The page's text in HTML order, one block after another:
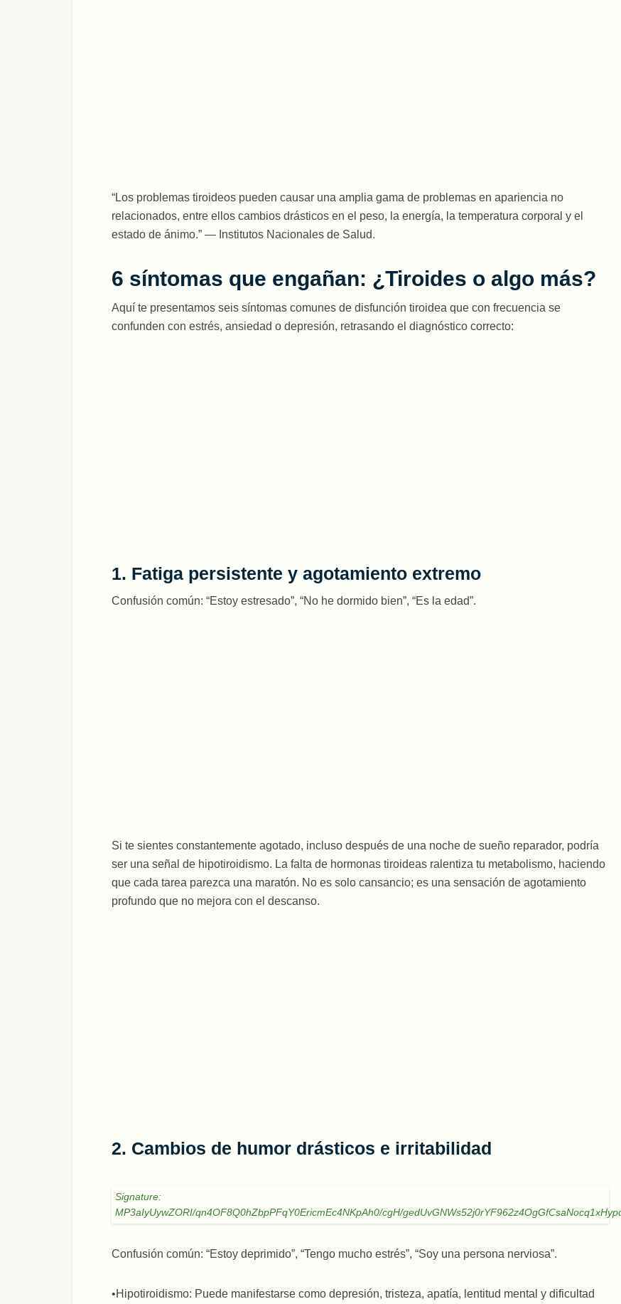
“Los problemas tiroideos pueden causar una amplia gama de problemas en apariencia no
relacionados, entre ellos cambios drásticos en el peso, la energía, la temperatura corporal y el
estado de ánimo.” — Institutos Nacionales de Salud.
6 síntomas que engañan: ¿Tiroides o algo más?
Aquí te presentamos seis síntomas comunes de disfunción tiroidea que con frecuencia se
confunden con estrés, ansiedad o depresión, retrasando el diagnóstico correcto:
1. Fatiga persistente y agotamiento extremo
Confusión común: “Estoy estresado”, “No he dormido bien”, “Es la edad”.
Si te sientes constantemente agotado, incluso después de una noche de sueño reparador, podría
ser una señal de hipotiroidismo. La falta de hormonas tiroideas ralentiza tu metabolismo, haciendo
que cada tarea parezca una maratón. No es solo cansancio; es una sensación de agotamiento
profundo que no mejora con el descanso.
2. Cambios de humor drásticos e irritabilidad
Signature:
MP3aIyUywZORI/qn4OF8Q0hZbpPFqY0EricmEc4NKpAh0/cgH/
Confusión común: “Estoy deprimido”, “Tengo mucho estrés”, “Soy una persona nerviosa”.
•Hipotiroidismo: Puede manifestarse como depresión, tristeza, apatía, lentitud mental y dificultad